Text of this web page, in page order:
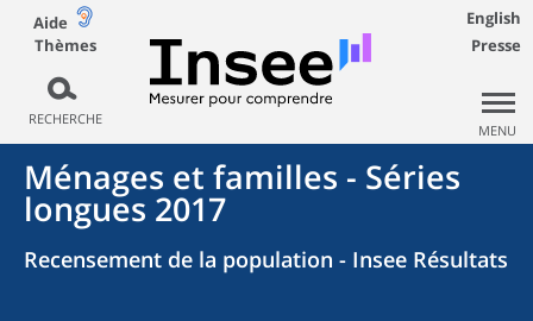
Aide
Thèmes
RECHERCHE
English
Presse
MENU
Ménages et familles - Séries
longues 2017
Recensement de la population - Insee Résultats